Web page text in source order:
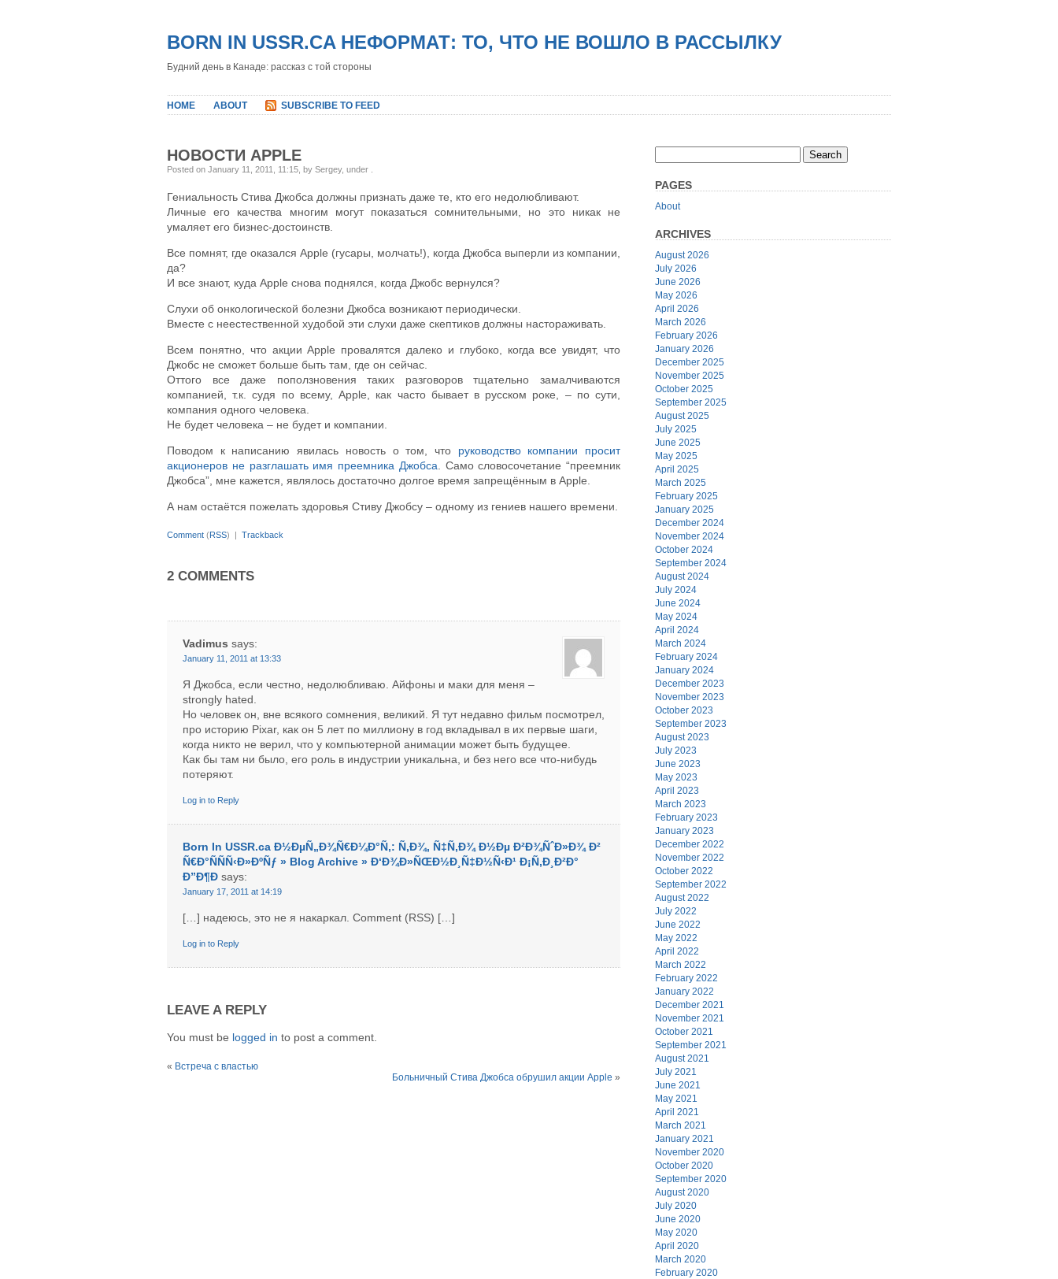
BORN IN USSR.CA НЕФОРМАТ: ТО, ЧТО НЕ ВОШЛО В РАССЫЛКУ
Будний день в Канаде: рассказ с той стороны
HOME ABOUT SUBSCRIBE TO FEED
НОВОСТИ APPLE
Posted on January 11, 2011, 11:15, by Sergey, under
Гениальность Стива Джобса должны признать даже те, кто его недолюбливают.
Личные его качества многим могут показаться сомнительными, но это никак не
умаляет его бизнес-достоинств.
Все помнят, где оказался Apple (гусары, молчать!), когда Джобса выперли из компании,
да?
И все знают, куда Apple снова поднялся, когда Джобс вернулся?
Слухи об онкологической болезни Джобса возникают периодически.
Вместе с неестественной худобой эти слухи даже скептиков должны настораживать.
Всем понятно, что акции Apple провалятся далеко и глубоко, когда все увидят, что
Джобс не сможет больше быть там, где он сейчас.
Оттого все даже поползновения таких разговоров тщательно замалчиваются
компанией, т.к. судя по всему, Apple, как часто бывает в русском роке, – по сути,
компания одного человека.
Не будет человека – не будет и компании.
Поводом к написанию явилась новость о том, что руководство компании просит
акционеров не разглашать имя преемника Джобса . Само словосочетание “преемник
Джобса”, мне кажется, являлось достаточно долгое время запрещённым в Apple.
А нам остаётся пожелать здоровья Стиву Джобсу – одному из гениев нашего времени.
Comment (RSS) | Trackback
2 COMMENTS
Vadimus says:
January 11, 2011 at 13:33
Я Джобса, если честно, недолюбливаю. Айфоны и маки для меня –
strongly hated.
Но человек он, вне всякого сомнения, великий. Я тут недавно фильм посмотрел,
про историю Pixar, как он 5 лет по миллиону в год вкладывал в их первые шаги,
когда никто не верил, что у компьютерной анимации может быть будущее.
Как бы там ни было, его роль в индустрии уникальна, и без него все что-нибудь
потеряют.
Log in to Reply
Born In USSR.ca Ð½ÐµÑ„Ð¾Ñ€Ð¼Ð°Ñ‚: Ñ‚Ð¾, Ñ‡Ñ‚Ð¾ Ð½Ðµ Ð²Ð¾ÑˆÐ»Ð¾ Ð²
Ñ€Ð°ÑÑÑ‹Ð»ÐºÑƒ » Blog Archive » Ð‘Ð¾Ð»ÑŒÐ½Ð¸Ñ‡Ð½Ñ‹Ð¹ Ð¡Ñ‚Ð¸Ð²Ð°
Ð”Ð¶Ð says:
January 17, 2011 at 14:19
[…] надеюсь, это не я накаркал. Comment (RSS) […]
Log in to Reply
LEAVE A REPLY
You must be logged in to post a comment.
« Встреча с властью
Больничный Стива Джобса обрушил акции Apple »
PAGES
About
ARCHIVES
August 2026
July 2026
June 2026
May 2026
April 2026
March 2026
February 2026
January 2026
December 2025
November 2025
October 2025
September 2025
August 2025
July 2025
June 2025
May 2025
April 2025
March 2025
February 2025
January 2025
December 2024
November 2024
October 2024
September 2024
August 2024
July 2024
June 2024
May 2024
April 2024
March 2024
February 2024
January 2024
December 2023
November 2023
October 2023
September 2023
August 2023
July 2023
June 2023
May 2023
April 2023
March 2023
February 2023
January 2023
December 2022
November 2022
October 2022
September 2022
August 2022
July 2022
June 2022
May 2022
April 2022
March 2022
February 2022
January 2022
December 2021
November 2021
October 2021
September 2021
August 2021
July 2021
June 2021
May 2021
April 2021
March 2021
January 2021
November 2020
October 2020
September 2020
August 2020
July 2020
June 2020
May 2020
April 2020
March 2020
February 2020